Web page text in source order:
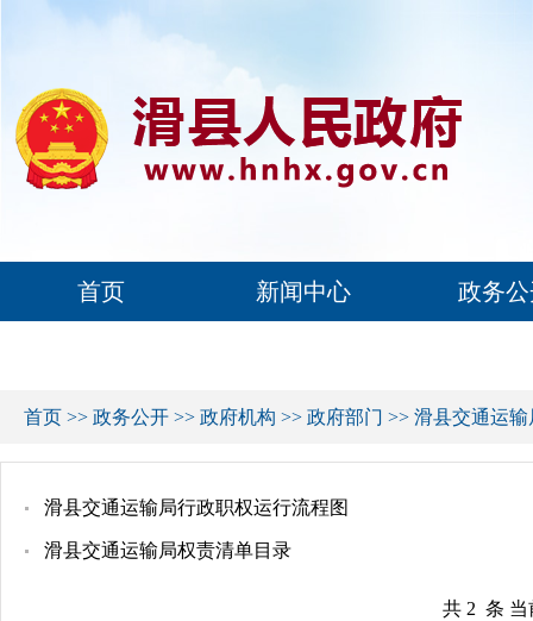
首页 新闻中心 政务
首页 >> 政务公开 >> 政府机构 >> 政府部门 >> 滑县交通运输
滑县交通运输局行政职权运行流程图
滑县交通运输局权责清单目录
共 2 条